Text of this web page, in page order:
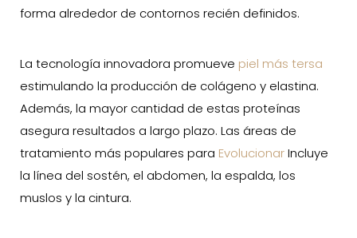
forma alrededor de contornos recién definidos.
La tecnología innovadora promueve piel más tersa
estimulando la producción de colágeno y elastina.
Además, la mayor cantidad de estas proteínas
asegura resultados a largo plazo. Las áreas de
tratamiento más populares para Evolucionar Incluye
la línea del sostén, el abdomen, la espalda, los
muslos y la cintura.